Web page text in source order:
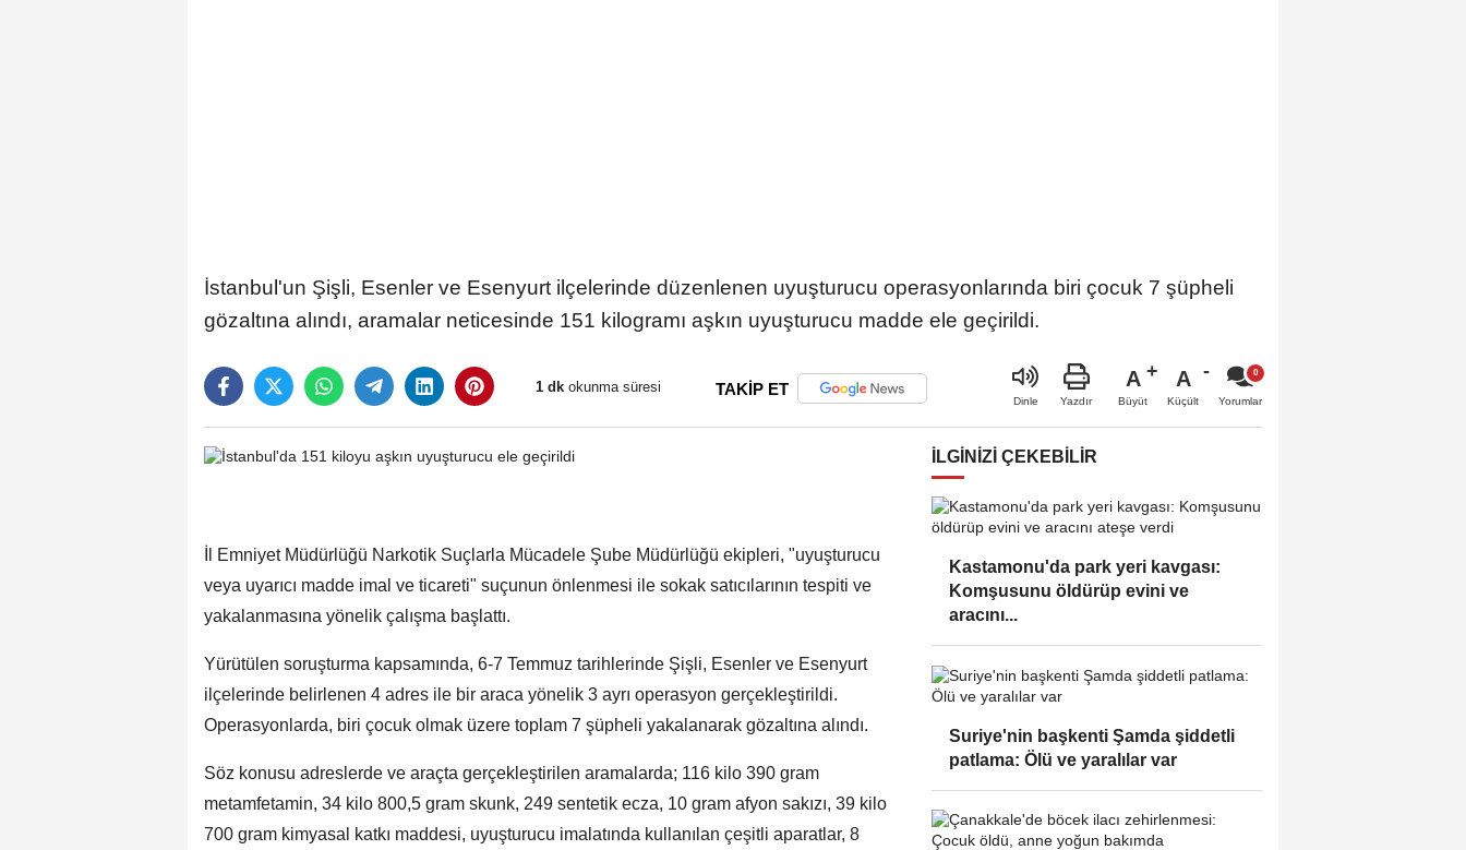
İstanbul'un Şişli, Esenler ve Esenyurt ilçelerinde düzenlenen uyuşturucu operasyonlarında biri çocuk 7 şüpheli
gözaltına alındı, aramalar neticesinde 151 kilogramı aşkın uyuşturucu madde ele geçirildi.
1 dk okunma süresi TAKİP ET
Dinle Yazdır
A
Büyüt
A
Küçült Yorumlar
İl Emniyet Müdürlüğü Narkotik Suçlarla Mücadele Şube Müdürlüğü ekipleri, "uyuşturucu
veya uyarıcı madde imal ve ticareti" suçunun önlenmesi ile sokak satıcılarının tespiti ve
yakalanmasına yönelik çalışma başlattı.
Yürütülen soruşturma kapsamında, 6-7 Temmuz tarihlerinde Şişli, Esenler ve Esenyurt
ilçelerinde belirlenen 4 adres ile bir araca yönelik 3 ayrı operasyon gerçekleştirildi.
Operasyonlarda, biri çocuk olmak üzere toplam 7 şüpheli yakalanarak gözaltına alındı.
Söz konusu adreslerde ve araçta gerçekleştirilen aramalarda; 116 kilo 390 gram
metamfetamin, 34 kilo 800,5 gram skunk, 249 sentetik ecza, 10 gram afyon sakızı, 39 kilo
700 gram kimyasal katkı maddesi, uyuşturucu imalatında kullanılan çeşitli aparatlar, 8
İLGINIZI ÇEKEBILIR
Kastamonu'da park yeri kavgası:
Komşusunu öldürüp evini ve
aracını...
Suriye'nin başkenti Şamda şiddetli
patlama: Ölü ve yaralılar var